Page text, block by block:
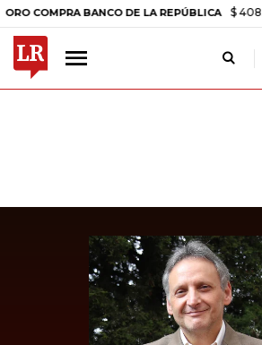
BANCO DE LA REPÚBLICA $ 408.498,97